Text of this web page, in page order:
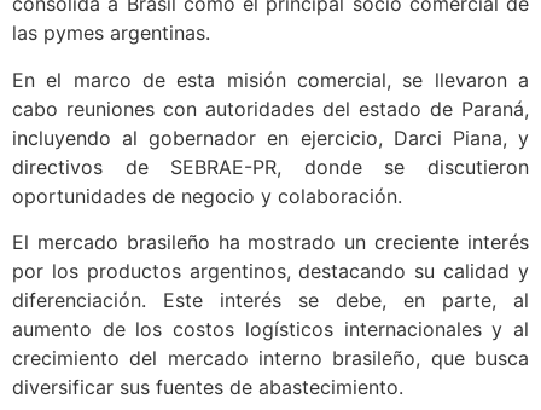
las pymes argentinas.
En el marco de esta misión comercial, se llevaron a
cabo reuniones con autoridades del estado de Paraná,
incluyendo al gobernador en ejercicio, Darci Piana, y
directivos de SEBRAE-PR, donde se discutieron
oportunidades de negocio y colaboración.
El mercado brasileño ha mostrado un creciente interés
por los productos argentinos, destacando su calidad y
diferenciación. Este interés se debe, en parte, al
aumento de los costos logísticos internacionales y al
crecimiento del mercado interno brasileño, que busca
diversificar sus fuentes de abastecimiento.